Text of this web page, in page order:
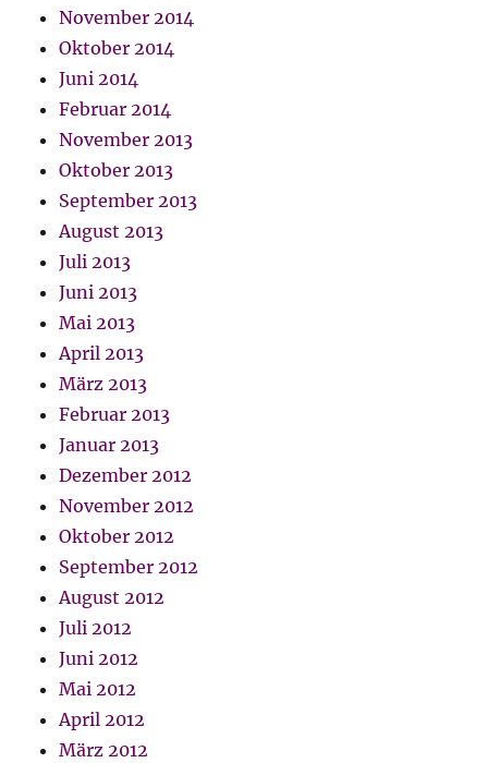
November 2014
Oktober 2014
Juni 2014
Februar 2014
November 2013
Oktober 2013
September 2013
August 2013
Juli 2013
Juni 2013
Mai 2013
April 2013
März 2013
Februar 2013
Januar 2013
Dezember 2012
November 2012
Oktober 2012
September 2012
August 2012
Juli 2012
Juni 2012
Mai 2012
April 2012
März 2012